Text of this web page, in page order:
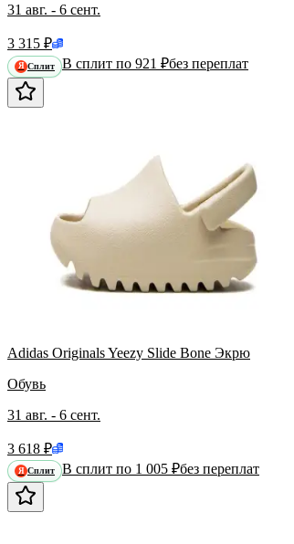
31 авг. - 6 сент.
3 315 ₽
Я Сплит В сплит по 921 ₽без переплат
Adidas Originals Yeezy Slide Bone Экрю
Обувь
31 авг. - 6 сент.
3 618 ₽
Я Сплит В сплит по 1 005 ₽без переплат